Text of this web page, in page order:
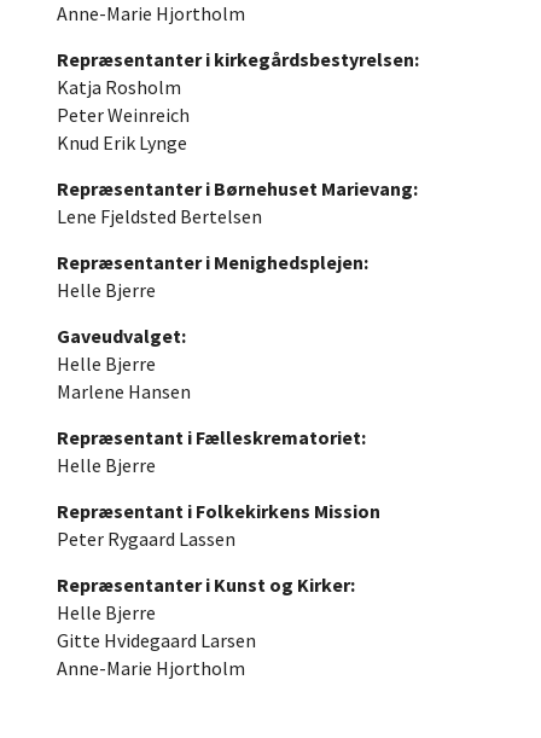
Anne-Marie Hjortholm
Repræsentanter i kirkegårdsbestyrelsen:
Katja Rosholm
Peter Weinreich
Knud Erik Lynge
Repræsentanter i Børnehuset Marievang:
Lene Fjeldsted Bertelsen
Repræsentanter i Menighedsplejen:
Helle Bjerre
Gaveudvalget:
Helle Bjerre
Marlene Hansen
Repræsentant i Fælleskrematoriet:
Helle Bjerre
Repræsentant i Folkekirkens Mission
Peter Rygaard Lassen
Repræsentanter i Kunst og Kirker:
Helle Bjerre
Gitte Hvidegaard Larsen
Anne-Marie Hjortholm